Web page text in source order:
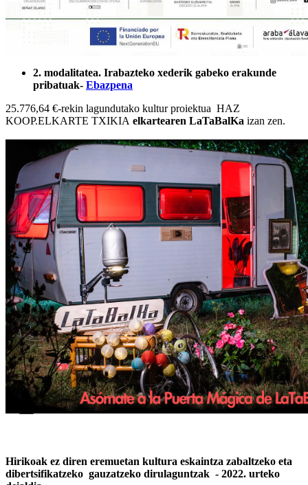
2. modalitatea. Irabazteko xederik gabeko erakunde
pribatuak- Ebazpena
25.776,64 €-rekin lagundutako kultur proiektua HAZ
KOOP.ELKARTE TXIKIA elkartearen LaTaBalKa izan zen.
Hirikoak ez diren eremuetan kultura eskaintza zabaltzeko eta
dibertsifikatzeko gauzatzeko dirulaguntzak - 2022. urteko